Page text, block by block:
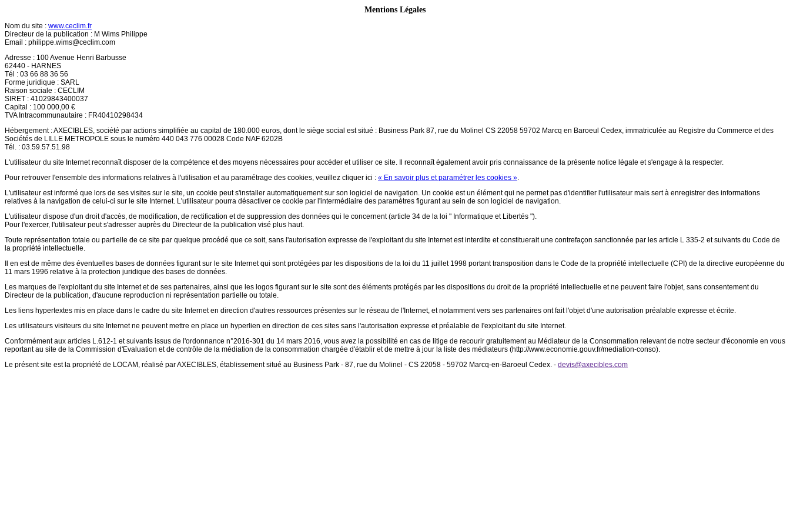
Mentions Légales
Nom du site : www.ceclim.fr
Directeur de la publication : M Wims Philippe
Email : philippe.wims@ceclim.com
Adresse : 100 Avenue Henri Barbusse
62440 - HARNES
Tél : 03 66 88 36 56
Forme juridique : SARL
Raison sociale : CECLIM
SIRET : 41029843400037
Capital : 100 000,00 €
TVA Intracommunautaire : FR40410298434
Hébergement : AXECIBLES, société par actions simplifiée au capital de 180.000 euros, dont le siège social est situé : Business Park 87, rue du Molinel CS 22058 59702 Marcq en Baroeul Cedex, immatriculée au Registre du Commerce et des
Sociétés de LILLE METROPOLE sous le numéro 440 043 776 00028 Code NAF 6202B
Tél. : 03.59.57.51.98
L'utilisateur du site Internet reconnaît disposer de la compétence et des moyens nécessaires pour accéder et utiliser ce site. Il reconnaît également avoir pris connaissance de la présente notice légale et s'engage à la respecter.
Pour retrouver l'ensemble des informations relatives à l'utilisation et au paramétrage des cookies, veuillez cliquer ici : « En savoir plus et paramétrer les cookies ».
L'utilisateur est informé que lors de ses visites sur le site, un cookie peut s'installer automatiquement sur son logiciel de navigation. Un cookie est un élément qui ne permet pas d'identifier l'utilisateur mais sert à enregistrer des informations
relatives à la navigation de celui-ci sur le site Internet. L'utilisateur pourra désactiver ce cookie par l'intermédiaire des paramètres figurant au sein de son logiciel de navigation.
L'utilisateur dispose d'un droit d'accès, de modification, de rectification et de suppression des données qui le concernent (article 34 de la loi " Informatique et Libertés ").
Pour l'exercer, l'utilisateur peut s'adresser auprès du Directeur de la publication visé plus haut.
Toute représentation totale ou partielle de ce site par quelque procédé que ce soit, sans l'autorisation expresse de l'exploitant du site Internet est interdite et constituerait une contrefaçon sanctionnée par les article L 335-2 et suivants du Code de
la propriété intellectuelle.
Il en est de même des éventuelles bases de données figurant sur le site Internet qui sont protégées par les dispositions de la loi du 11 juillet 1998 portant transposition dans le Code de la propriété intellectuelle (CPI) de la directive européenne du
11 mars 1996 relative à la protection juridique des bases de données.
Les marques de l'exploitant du site Internet et de ses partenaires, ainsi que les logos figurant sur le site sont des éléments protégés par les dispositions du droit de la propriété intellectuelle et ne peuvent faire l'objet, sans consentement du
Directeur de la publication, d'aucune reproduction ni représentation partielle ou totale.
Les liens hypertextes mis en place dans le cadre du site Internet en direction d'autres ressources présentes sur le réseau de l'Internet, et notamment vers ses partenaires ont fait l'objet d'une autorisation préalable expresse et écrite.
Les utilisateurs visiteurs du site Internet ne peuvent mettre en place un hyperlien en direction de ces sites sans l'autorisation expresse et préalable de l'exploitant du site Internet.
Conformément aux articles L.612-1 et suivants issus de l'ordonnance n°2016-301 du 14 mars 2016, vous avez la possibilité en cas de litige de recourir gratuitement au Médiateur de la Consommation relevant de notre secteur d'économie en vous
reportant au site de la Commission d'Evaluation et de contrôle de la médiation de la consommation chargée d'établir et de mettre à jour la liste des médiateurs (http://www.economie.gouv.fr/mediation-conso).
Le présent site est la propriété de LOCAM, réalisé par AXECIBLES, établissement situé au Business Park - 87, rue du Molinel - CS 22058 - 59702 Marcq-en-Baroeul Cedex. - devis@axecibles.com